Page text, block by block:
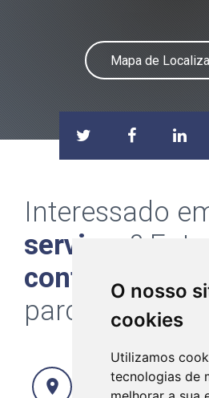
O nosso
cookies
Utilizamos
tecnologias de
Mapa de
Interessado
serviços ?
contatoe faça
parceria de
location_on
Av. João Machado -
Centro - João